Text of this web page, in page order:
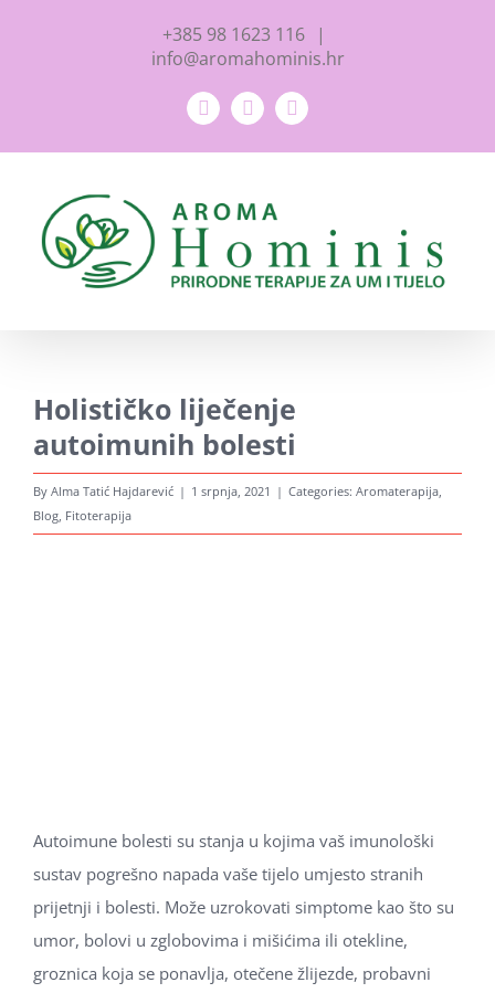
+385 98 1623 116
|
info@aromahominis.hr
FacebookYouTubeInstagram
Holističko liječenje
autoimunih bolesti
By Alma Tatić Hajdarević | 1 srpnja, 2021 | Categories: Aromaterapija
Blog Fitoterapija
Autoimune bolesti su stanja u kojima vaš imunološki
sustav pogrešno napada vaše tijelo umjesto stranih
prijetnji i bolesti. Može uzrokovati simptome kao što su
umor, bolovi u zglobovima i mišićima ili otekline,
groznica koja se ponavlja, otečene žlijezde, probavni